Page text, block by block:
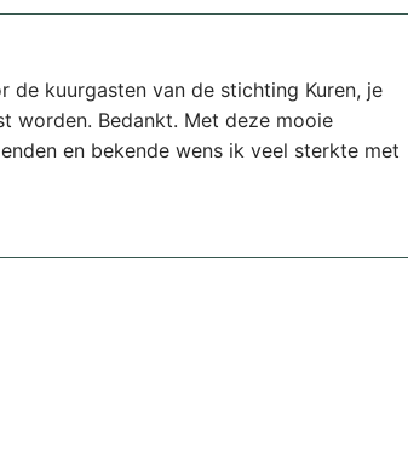
kuurgasten van de stichting Kuren, je
worden. Bedankt. Met deze mooie
en bekende wens ik veel sterkte met